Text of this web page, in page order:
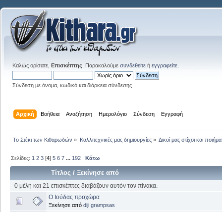
Καλώς ορίσατε, Επισκέπτης . Παρακαλούμε συνδεθείτε ή εγγραφείτε
Σύνδεση με όνομα, κωδικό και διάρκεια σύνδεσης
Αρχική Βοήθεια Αναζήτηση Ημερολόγιο Σύνδεση Εγγραφή
Το Στέκι των Κιθαρωδών » Καλλιτεχνικές μας δημιουργίες» Δικοί μας στίχοι και
Σελίδες: 1 2 3 [4]5 6 7 ... 192 Κάτω
Τίτλος /Ξεκίνησε από
0 μέλη και 21 επισκέπτες διαβάζουν αυτόν τον πίνακα.
Ο Ιούδας προχώρα
Ξεκίνησε από diji grampsas